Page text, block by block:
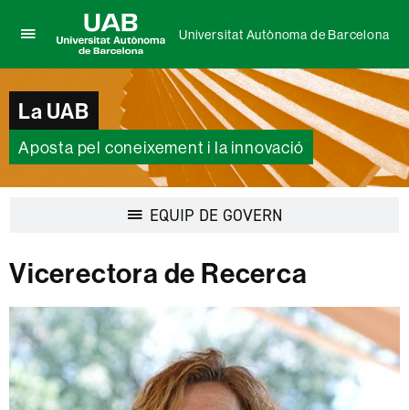
per
desplegar
el
menú
de
Universitat
Autònoma
de
Universitat Autònoma de Barcelona
La UAB
Aposta pel coneixement i la innovació
EQUIP DE GOVERNDesplegar
Vicerectora de Recerca